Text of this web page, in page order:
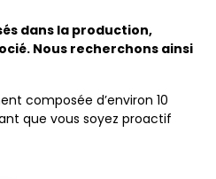
dans la production,
Nous recherchons ainsi
composée d’environ 10
que vous soyez proactif